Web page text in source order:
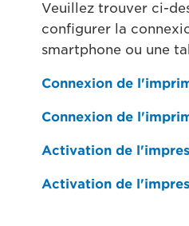
Veuillez trouver ci-
configurer la
smartphone ou une
Connexion de
Connexion de
Activation de
Activation de